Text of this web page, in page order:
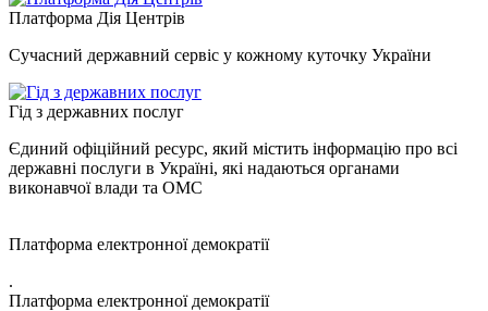
Платформа Дія Центрів
Сучасний державний сервіс у кожному куточку України
Гід з державних послуг
Єдиний офіційний ресурс, який містить інформацію про всі
державні послуги в Україні, які надаються органами
виконавчої влади та ОМС
Платформа електронної демократії
.
Платформа електронної демократії